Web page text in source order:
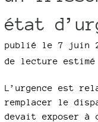
état
publié le 7 juin
de lecture
L’urgence est
remplacer le
devait exposer à